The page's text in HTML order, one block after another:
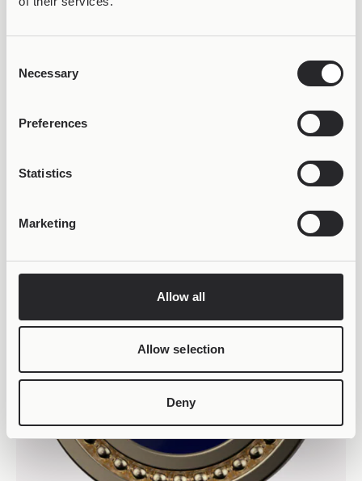
Selection
Necessary
Preferences
Statistics
Marketing
Allow all
Allow selection
Deny
ΚΕΡΔΙΣΕ 50% OFF &